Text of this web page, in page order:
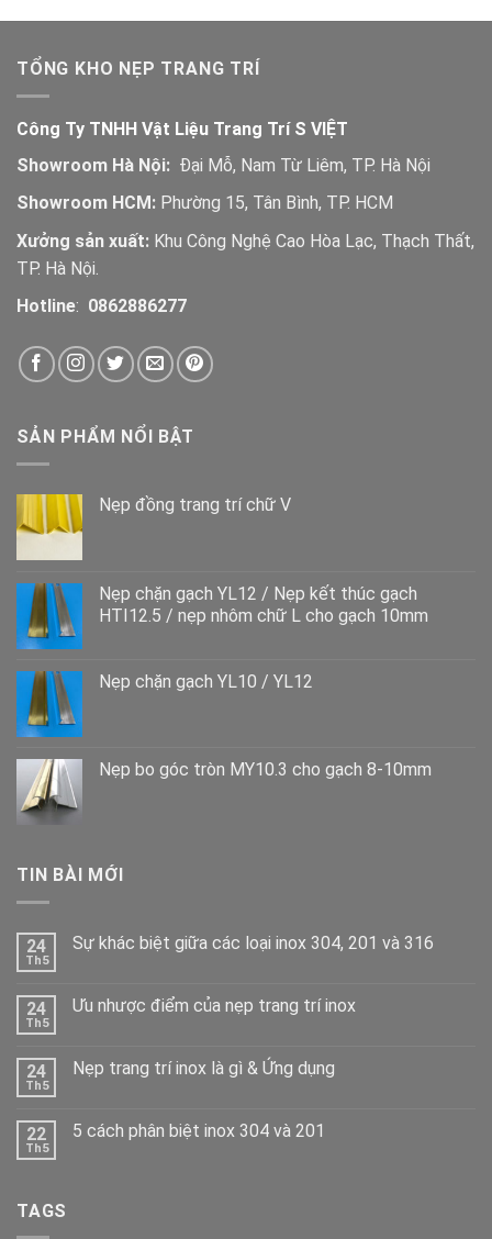
TỔNG KHO NẸP TRANG TRÍ
Công Ty TNHH Vật Liệu Trang Trí S VIỆT
Showroom Hà Nội: Đại Mỗ, Nam Từ Liêm, TP. Hà Nội
Showroom HCM: Phường 15, Tân Bình, TP. HCM
Xưởng sản xuất: Khu Công Nghệ Cao Hòa Lạc, Thạch Thất,
TP. Hà Nội.
Hotline: 0862886277
SẢN PHẨM NỔI BẬT
Nẹp đồng trang trí chữ V
Nẹp chặn gạch YL12 / Nẹp kết thúc gạch
HTI12.5 / nẹp nhôm chữ L cho gạch 10mm
Nẹp chặn gạch YL10 / YL12
Nẹp bo góc tròn MY10.3 cho gạch 8-10mm
TIN BÀI MỚI
24
Th5
Sự khác biệt giữa các loại inox 304, 201 và 316
24
Th5
Ưu nhược điểm của nẹp trang trí inox
24
Th5
Nẹp trang trí inox là gì & Ứng dụng
22
Th5
5 cách phân biệt inox 304 và 201
TAGS